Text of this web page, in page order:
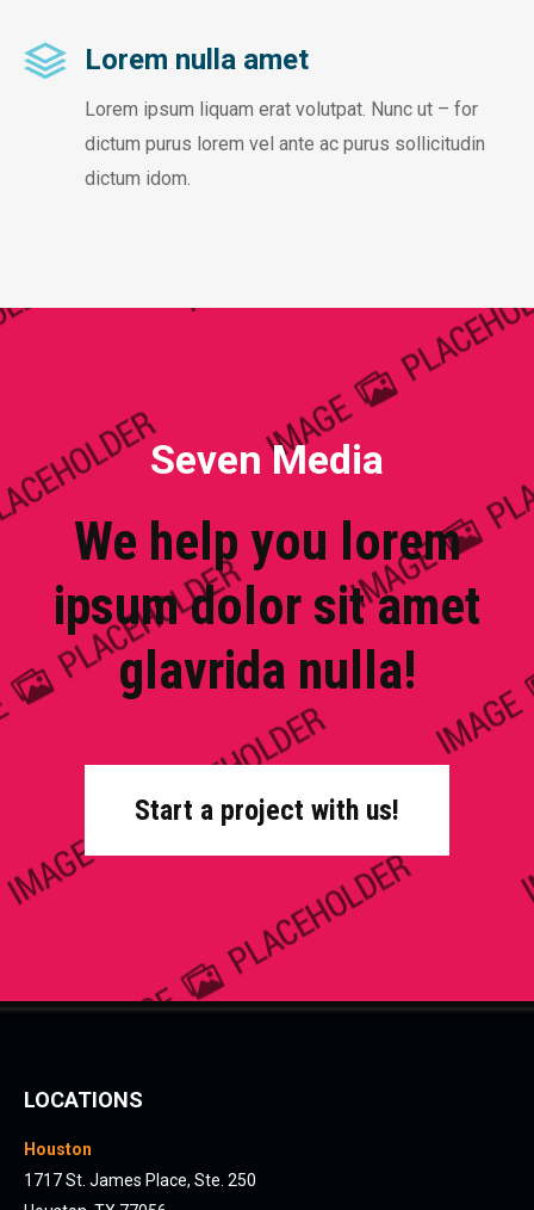
Lorem nulla amet
Lorem ipsum liquam erat volutpat. Nunc ut – for
dictum purus lorem vel ante ac purus sollicitudin
dictum idom.
Seven Media
We help you lorem
ipsum dolor sit amet
glavrida nulla!
Start a project with us!
LOCATIONS
Houston
1717 St. James Place, Ste. 250